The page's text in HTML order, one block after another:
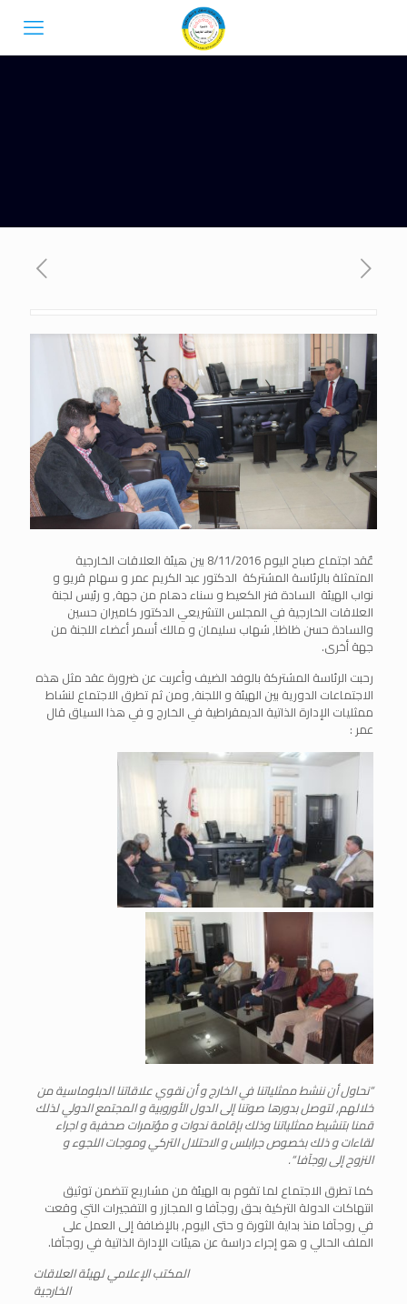
عٌقد اجتماع صباح اليوم 8/11/2016 بين هيئة العلاقات الخارجية
المتمثلة بالرئاسة المشتركة الدكتور عبد الكريم عمر و سهام قريو و
نواب الهيئة السادة فنر الكعيط و سناء دهام من جهة, و رئيس لجنة
العلاقات الخارجية في المجلس التشريعي الدكتور كاميران حسين
والسادة حسن ظاظا, شهاب سليمان و مالك أسمر أعضاء اللجنة من
جهة أخرى.
رحبت الرئاسة المشتركة بالوفد الضيف وأعربت عن ضرورة عقد مثل هذه
الاجتماعات الدورية بين الهيئة و اللجنة, ومن ثم تطرق الاجتماع لنشاط
ممثليات الإدارة الذاتية الديمقراطية في الخارج و في هذا السياق قال
عمر :
“نحاول أن ننشط ممثلياتنا في الخارج و أن نقوي علاقاتنا الدبلوماسية من
خلالهم, لتوصل بدورها صوتنا إلى الدول الأوروبية و المجتمع الدولي لذلك
قمنا بتنشيط ممثلياتنا وذلك بإقامة ندوات و مؤتمرات صحفية و اجراء
لقاءات و ذلك بخصوص جرابلس و الاحتلال التركي وموجات اللجوء و
النزوح إلى روجآفا “.
كما تطرق الاجتماع لما تقوم به الهيئة من مشاريع تتضمن توثيق
انتهاكات الدولة التركية بحق روجآفا و المجازر و التفجيرات التي وقعت
في روجآفا منذ بداية الثورة و حتى اليوم, بالإضافة إلى العمل على
الملف الحالي و هو إجراء دراسة عن هيئات الإدارة الذاتية في روجآفا.
المكتب الإعلامي لهيئة العلاقات
الخارجية